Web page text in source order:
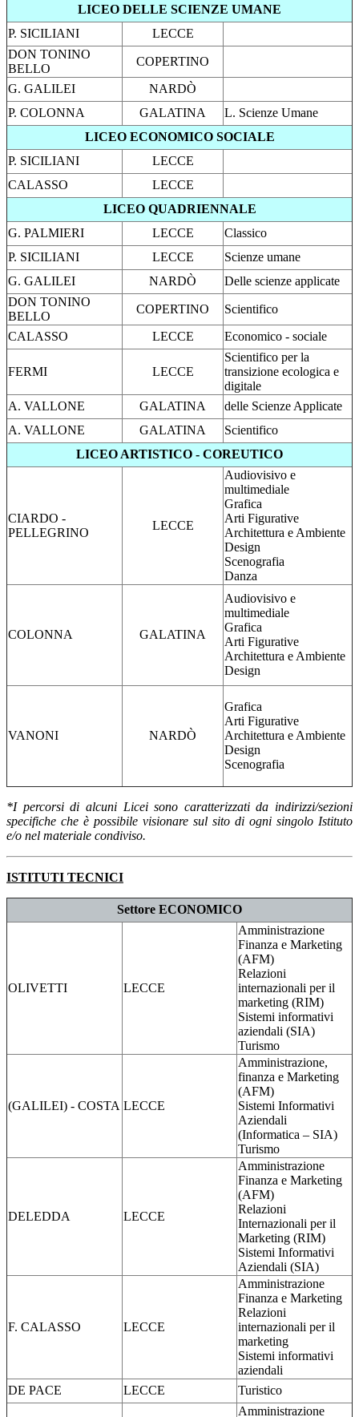
LICEO DELLE SCIENZE UMANE
P. SICILIANI
LECCE
DON TONINO
BELLO
COPERTINO
G. GALILEI
NARDÒ
P. COLONNA
GALATINA
L. Scienze Umane
LICEO ECONOMICO SOCIALE
P. SICILIANI
LECCE
CALASSO
LECCE
LICEO QUADRIENNALE
G. PALMIERI
LECCE
Classico
P. SICILIANI
LECCE
Scienze umane
G. GALILEI
NARDÒ
Delle scienze applicate
DON TONINO
BELLO
COPERTINO
Scientifico
CALASSO
LECCE Economico - sociale
FERMI LECCE
Scientifico per la
transizione ecologica e
digitale
A. VALLONE
GALATINA
delle Scienze Applicate
A. VALLONE
GALATINA
Scientifico
LICEO ARTISTICO - COREUTICO
CIARDO -
PELLEGRINO
LECCE
Audiovisivo e
multimediale
Grafica
Arti Figurative
Architettura e Ambiente
Design
Scenografia
Danza
COLONNA GALATINA
Audiovisivo e
multimediale
Grafica
Arti Figurative
Architettura e Ambiente
Design
VANONI NARDÒ
Grafica
Arti Figurative
Architettura e Ambiente
Design
Scenografia
*I percorsi di alcuni Licei sono caratterizzati da indirizzi/sezioni
specifiche che è possibile visionare sul sito di ogni singolo Istituto
e/o nel materiale condiviso.
ISTITUTI TECNICI
Settore ECONOMICO
OLIVETTI LECCE
Amministrazione
Finanza e Marketing
(AFM)
Relazioni
internazionali per il
marketing (RIM)
Sistemi informativi
aziendali (SIA)
Turismo
(GALILEI) - COSTA LECCE
Amministrazione,
finanza e Marketing
(AFM)
Sistemi Informativi
Aziendali
(Informatica – SIA)
Turismo
DELEDDA LECCE
Amministrazione
Finanza e Marketing
(AFM)
Relazioni
Internazionali per il
Marketing (RIM)
Sistemi Informativi
Aziendali (SIA)
F. CALASSO LECCE
Amministrazione
Finanza e Marketing
Relazioni
internazionali per il
marketing
Sistemi informativi
aziendali
DE PACE
LECCE
Turistico
Amministrazione